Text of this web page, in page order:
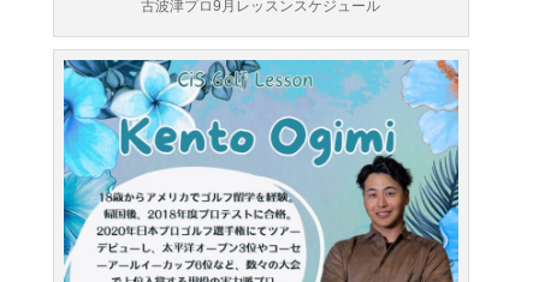
古波津プロ9月レッスンスケジュール